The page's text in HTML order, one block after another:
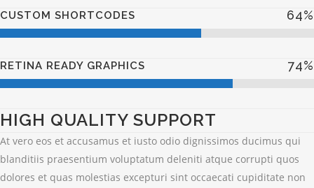
CUSTOM SHORTCODES 64%
RETINA READY GRAPHICS 74%
HIGH QUALITY SUPPORT
At vero eos et accusamus et iusto odio dignissimos ducimus qui
blanditiis praesentium voluptatum deleniti atque corrupti quos
dolores et quas molestias excepturi sint occaecati cupiditate non